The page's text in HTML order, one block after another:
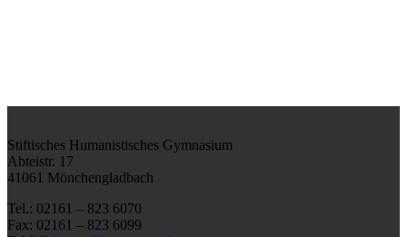
Stiftisches Humanistisches Gymnasium
Abteistr. 17
41061 Mönchengladbach
Tel.: 02161 – 823 6070
Fax: 02161 – 823 6099